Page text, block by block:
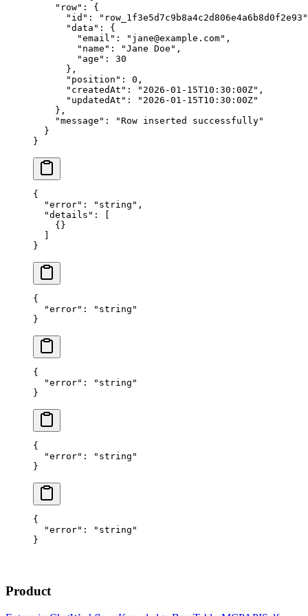
    "row"
: {
      "id"
:
"row_1f3e5d7c9b8a4c2d806e4a6b8d0f2e93"
      "data"
: {
        "email"
: "jane@example.com" ,
        "name"
: "Jane Doe" ,
        "age"
: 30
      },
      "position"
: 0 ,
      "createdAt"
: "2026-01-15T10:30:00Z" ,
      "updatedAt"
:
"2026-01-15T10:30:00Z"
    },
    "message"
:
"Row inserted successfully"
  }
}
{
  "error"
: "string" ,
  "details"
: [
    {}
  ]
}
{
  "error"
:
"string"
}
{
  "error"
:
"string"
}
{
  "error"
:
"string"
}
{
  "error"
:
"string"
}
Product